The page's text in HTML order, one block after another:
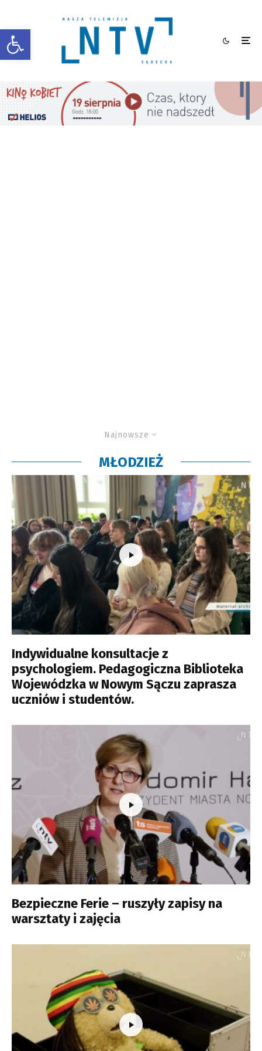
Otwórz pasek narzędzi
Najnowsze
MŁODZIEŻ
Indywidualne konsultacje z
psychologiem. Pedagogiczna Biblioteka
Wojewódzka w Nowym Sączu zaprasza
uczniów i studentów.
Bezpieczne Ferie – ruszyły zapisy na
warsztaty i zajęcia